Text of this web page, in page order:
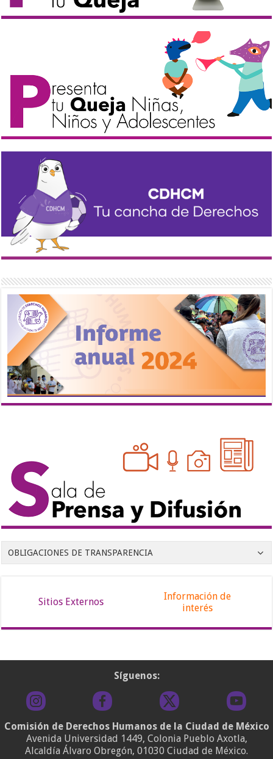
OBLIGACIONES DE TRANSPARENCIA
Sitios Externos
Información de
interés
Síguenos:
Comisión de Derechos Humanos de la Ciudad de México
Avenida Universidad 1449, Colonia Pueblo Axotla,
Alcaldía Álvaro Obregón, 01030 Ciudad de México.